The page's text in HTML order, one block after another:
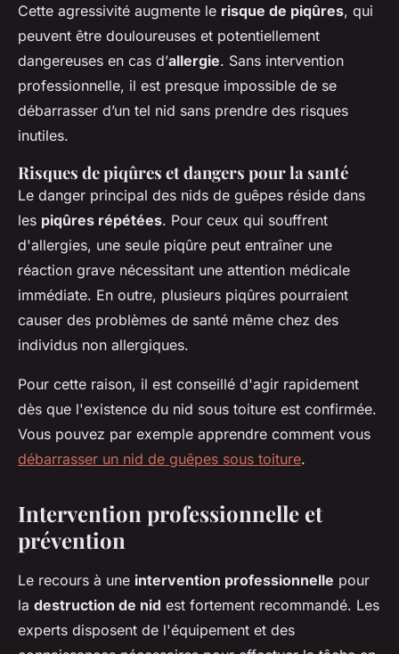
Cette agressivité augmente le risque de piqûres, qui
peuvent être douloureuses et potentiellement
dangereuses en cas d’allergie. Sans intervention
professionnelle, il est presque impossible de se
débarrasser d’un tel nid sans prendre des risques
inutiles.
Risques de piqûres et dangers pour la santé
Le danger principal des nids de guêpes réside dans
les piqûres répétées. Pour ceux qui souffrent
d'allergies, une seule piqûre peut entraîner une
réaction grave nécessitant une attention médicale
immédiate. En outre, plusieurs piqûres pourraient
causer des problèmes de santé même chez des
individus non allergiques.
Pour cette raison, il est conseillé d'agir rapidement
dès que l'existence du nid sous toiture est confirmée.
Vous pouvez par exemple apprendre comment vous
débarrasser un nid de guêpes sous toiture.
Intervention professionnelle et
prévention
Le recours à une intervention professionnelle pour
la destruction de nid est fortement recommandé. Les
experts disposent de l'équipement et des